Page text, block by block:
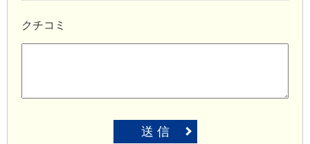
クチコミ
送 信